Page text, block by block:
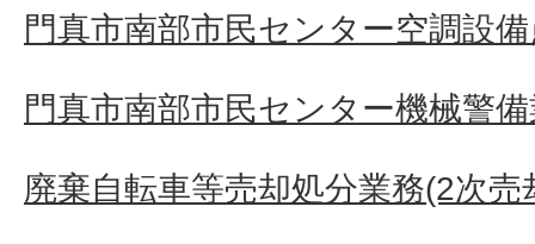
門真市南部市民センター空調設
門真市南部市民センター機械警
廃棄自転車等売却処分業務(2次売